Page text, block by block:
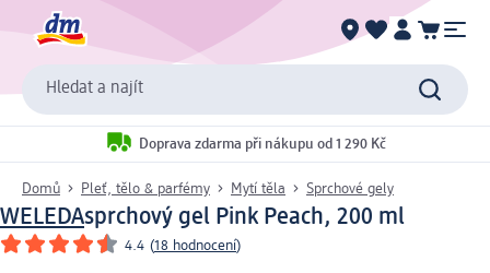
Hledat a najít
Doprava zdarma při nákupu od 1 290 Kč
Domů Pleť, tělo & parfémy Mytí těla Sprchové gely
WELEDAsprchový gel Pink Peach, 200 ml
4.4 (18 hodnocení)